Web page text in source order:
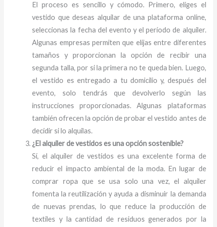
El proceso es sencillo y cómodo. Primero, eliges el
vestido que deseas alquilar de una plataforma online,
seleccionas la fecha del evento y el período de alquiler.
Algunas empresas permiten que elijas entre diferentes
tamaños y proporcionan la opción de recibir una
segunda talla, por si la primera no te queda bien. Luego,
el vestido es entregado a tu domicilio y, después del
evento, solo tendrás que devolverlo según las
instrucciones proporcionadas. Algunas plataformas
también ofrecen la opción de probar el vestido antes de
decidir si lo alquilas.
¿El alquiler de vestidos es una opción sostenible?
Sí, el alquiler de vestidos es una excelente forma de
reducir el impacto ambiental de la moda. En lugar de
comprar ropa que se usa solo una vez, el alquiler
fomenta la reutilización y ayuda a disminuir la demanda
de nuevas prendas, lo que reduce la producción de
textiles y la cantidad de residuos generados por la